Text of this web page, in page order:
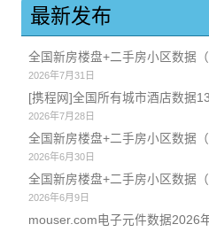
最新发布
全国新房楼盘+二手房小区数据
2026年7月31日
[携程网]全国所有城市酒店数据
2026年7月28日
全国新房楼盘+二手房小区数据
2026年6月30日
全国新房楼盘+二手房小区数据
2026年6月9日
mouser.com电子元件数据2026